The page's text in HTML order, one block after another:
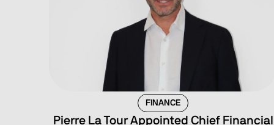
FINANCE
Pierre La Tour Appointed Chief Financial